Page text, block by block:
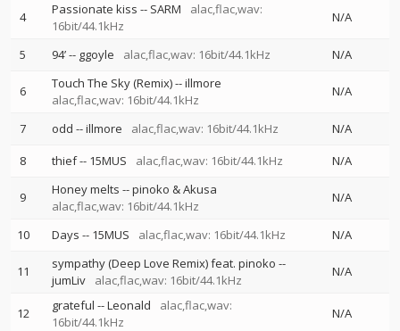
4 Passionate kiss -- SARM
alac,flac,wav:
16bit/44.1kHz
N/A
5 94’-- ggoyle alac,flac,wav: 16bit/44.1kHz N/A
6 Touch The Sky (Remix)--illmore
alac,flac,wav: 16bit/44.1kHz
N/A
7 odd --illmore alac,flac,wav: 16bit/44.1kHz
N/A
8
thief-- 15MUS alac,flac,wav: 16bit/44.1kHz N/A
9 Honey melts --pinoko & Akusa
alac,flac,wav: 16bit/44.1kHz
N/A
10 Days -- 15MUS alac,flac,wav: 16bit/44.1kHz N/A
11 sympathy (Deep Love Remix) feat. pinoko --
jumLiv
alac,flac,wav: 16bit/44.1kHz
N/A
12 grateful --Leonald
alac,flac,wav:
16bit/44.1kHz
N/A